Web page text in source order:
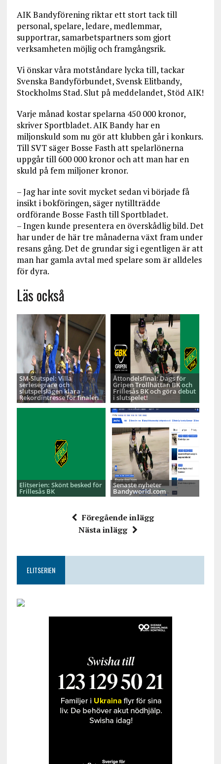
AIK Bandyförening riktar ett stort tack till
personal, spelare, ledare, medlemmar,
supportrar, samarbetspartners som gjort
verksamheten möjlig och framgångsrik.
Vi önskar våra motståndare lycka till, tackar
Svenska Bandyförbundet, Svensk Elitbandy,
Stockholms Stad. Slut på meddelandet, Stöd AIK!
Varje månad kostar spelarna 450 000 kronor,
skriver Sportbladet. AIK Bandy har en
miljonskuld som nu gör att klubben går i konkurs.
Till SVT säger Bosse Fasth att spelarlönerna
uppgår till 600 000 kronor och att man har en
skuld på fem miljoner kronor.
– Jag har inte sovit mycket sedan vi började få
insikt i bokföringen, säger nytillträdde
ordförande Bosse Fasth till Sportbladet.
– Ingen kunde presentera en överskådlig bild. Det
har under de här tre månaderna växt fram under
resans gång. Det de grundar sig i egentligen är att
man har gamla avtal med spelare som är alldeles
för dyra.
Läs också
SM-Slutspel: Villa
seriesegrare och
slutspelslagen klara -
Rekordintresse för finalen
Åttondelsfinal: Dags för
Gripen Trollhättan BK och
Frillesås BK och göra debut
i slutspelet!
Elitserien: Skönt besked för
Frillesås BK
Senaste nyheter
Bandyworld.com
Föregående inlägg
Nästa inlägg
ELITSERIEN